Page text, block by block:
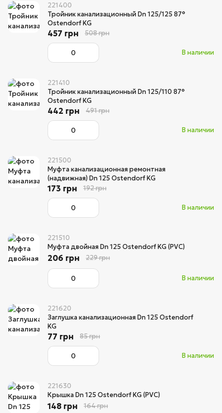
221400
Тройник канализационный Dn 125/125 87°
Ostendorf KG
В наличии
457 грн 508 грн
221410
Тройник канализационный Dn 125/110 87°
Ostendorf KG
В наличии
442 грн 491 грн
221500
Муфта канализационная ремонтная
(надвижная) Dn 125 Ostendorf KG
В наличии
173 грн 192 грн
221510
Муфта двойная Dn 125 Ostendorf KG (PVC)
В наличии
206 грн 229 грн
221620
Заглушка канализационная Dn 125 Ostendorf
KG
В наличии
77 грн 85 грн
221630
Крышка Dn 125 Ostendorf KG (PVC)
148 грн 164 грн